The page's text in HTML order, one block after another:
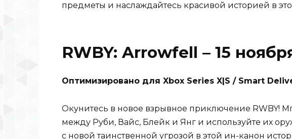
предметы и наслаждайтесь красивой историей в
RWBY: Arrowfell – 15
Оптимизировано для Xbox Series X|S / Smart
Окунитесь в новое взрывное приключение RWBY!
между Руби, Вайс, Блейк и Янг и используйте их
с новой таинственной угрозой в этой ин-канон